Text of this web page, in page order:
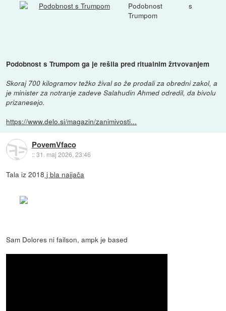
Podobnost s
Trumpom
Podobnost s Trumpom ga je rešila pred ritualnim žrtvovanjem
Skoraj 700 kilogramov težko žival so že prodali za obredni zakol, a
je minister za notranje zadeve Salahudin Ahmed odredil, da bivolu
prizanesejo.
https://www.delo.si/magazin/zanimivosti...
PovemVfaco
::31. maj 2026, 23:46
Tala iz 2018 j bla najjača
Sam Dolores ni failson, ampk je based